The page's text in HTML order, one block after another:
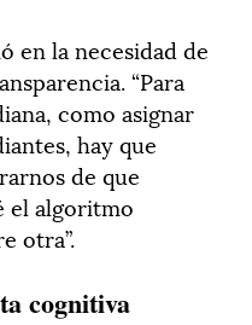
en la necesidad de
“Para
como asignar
hay que
de que
el algoritmo
otra”.
cognitiva